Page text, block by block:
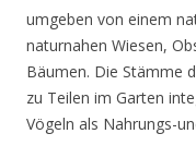
umgeben von einem
naturnahen Wiesen,
Bäumen. Die Stämme
zu Teilen im Garten
Vögeln als Nahrungs-